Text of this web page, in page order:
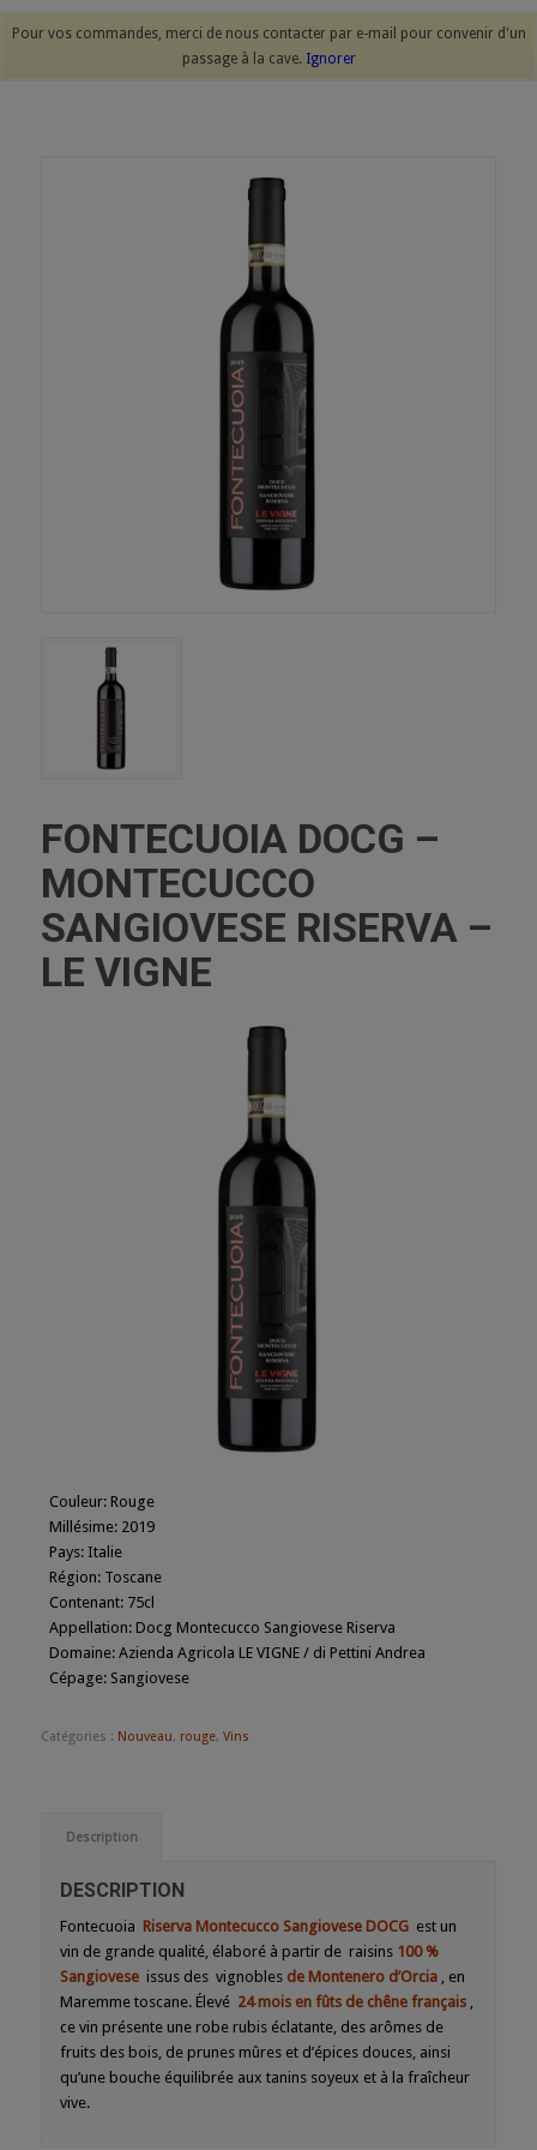
Pour vos commandes, merci de nous contacter par e-mail pour convenir d'un
passage à la cave. Ignorer
FONTECUOIA DOCG –
MONTECUCCO
SANGIOVESE RISERVA –
LE VIGNE
Couleur: Rouge
Millésime: 2019
Pays: Italie
Région: Toscane
Contenant: 75cl
Appellation: Docg Montecucco Sangiovese Riserva
Domaine: Azienda Agricola LE VIGNE / di Pettini Andrea
Cépage: Sangiovese
Catégories : Nouveau, rouge, Vins
Description
DESCRIPTION
Fontecuoia Riserva Montecucco Sangiovese DOCGest un
vin de grande qualité, élaboré à partir de raisins 100 %
Sangioveseissus des vignobles de Montenero d’Orcia, en
Maremme toscane. Élevé 24 mois en fûts de chêne français,
ce vin présente une robe rubis éclatante, des arômes de
fruits des bois, de prunes mûres et d’épices douces, ainsi
qu’une bouche équilibrée aux tanins soyeux et à la fraîcheur
vive.